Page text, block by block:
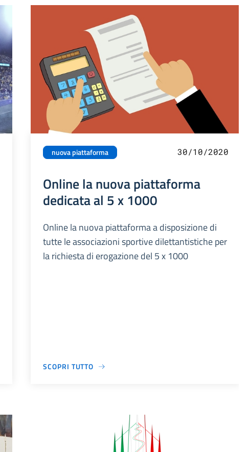
nuova piattaforma 30/10/2020
Online la nuova piattaforma
dedicata al 5 x 1000
Online la nuova piattaforma a disposizione di
tutte le associazioni sportive dilettantistiche per
la richiesta di erogazione del 5 x 1000
SCOPRI TUTTO